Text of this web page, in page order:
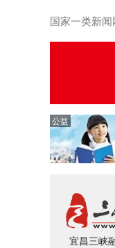
国家一类新
公益
宜昌三峡